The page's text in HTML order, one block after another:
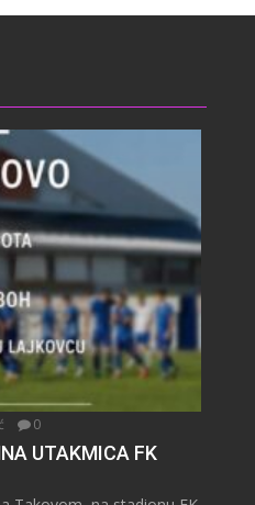
0
UTAKMICA FK